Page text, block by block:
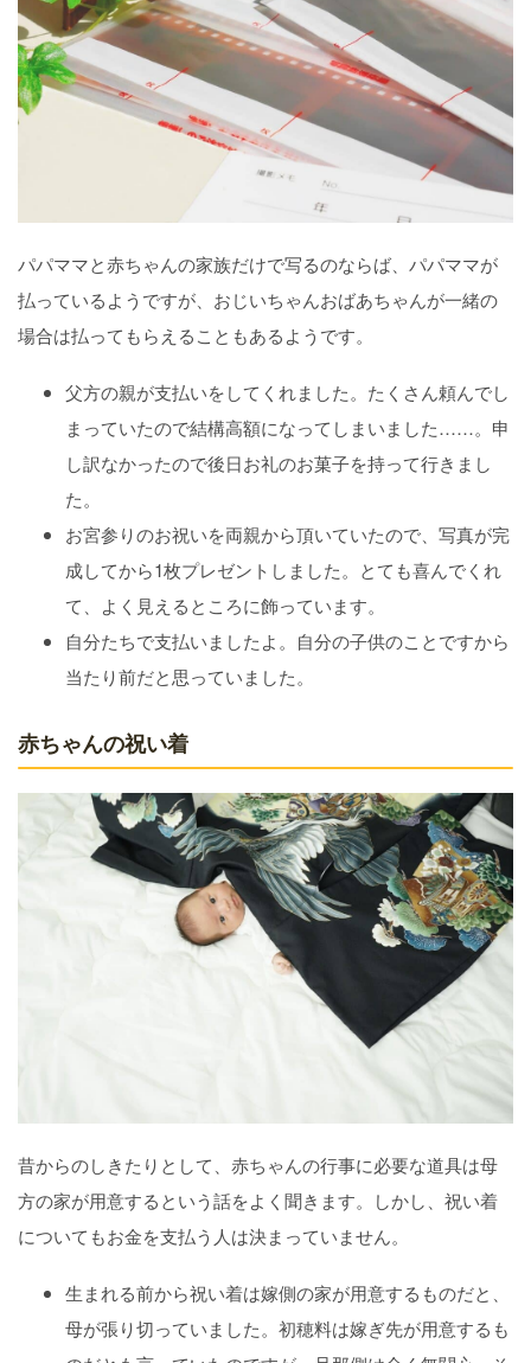
パパママと赤ちゃんの家族だけで写るのならば、パパママが
払っているようですが、おじいちゃんおばあちゃんが一緒の
場合は払ってもらえることもあるようです。
父方の親が支払いをしてくれました。たくさん頼んでし
まっていたので結構高額になってしまいました……。申
し訳なかったので後日お礼のお菓子を持って行きまし
た。
お宮参りのお祝いを両親から頂いていたので、写真が完
成してから1枚プレゼントしました。とても喜んでくれ
て、よく見えるところに飾っています。
自分たちで支払いましたよ。自分の子供のことですから
当たり前だと思っていました。
赤ちゃんの祝い着
昔からのしきたりとして、赤ちゃんの行事に必要な道具は母
方の家が用意するという話をよく聞きます。しかし、祝い着
についてもお金を支払う人は決まっていません。
生まれる前から祝い着は嫁側の家が用意するものだと、
母が張り切っていました。初穂料は嫁ぎ先が用意するも